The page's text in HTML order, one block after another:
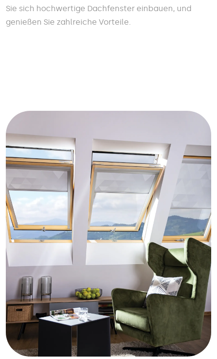
Sie sich hochwertige Dachfenster einbauen, und
genießen Sie zahlreiche Vorteile.